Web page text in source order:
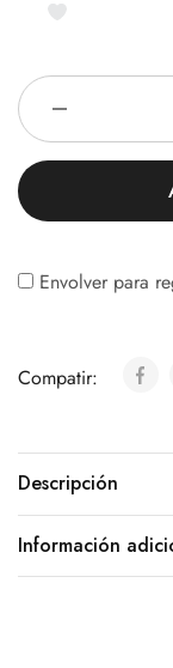
Envolver para
Compatir:
Descripción
Información